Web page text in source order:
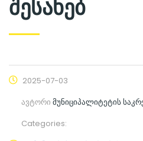
შესახებ
2025-07-03
ავტორი მუნიციპალიტეტის
Categories: